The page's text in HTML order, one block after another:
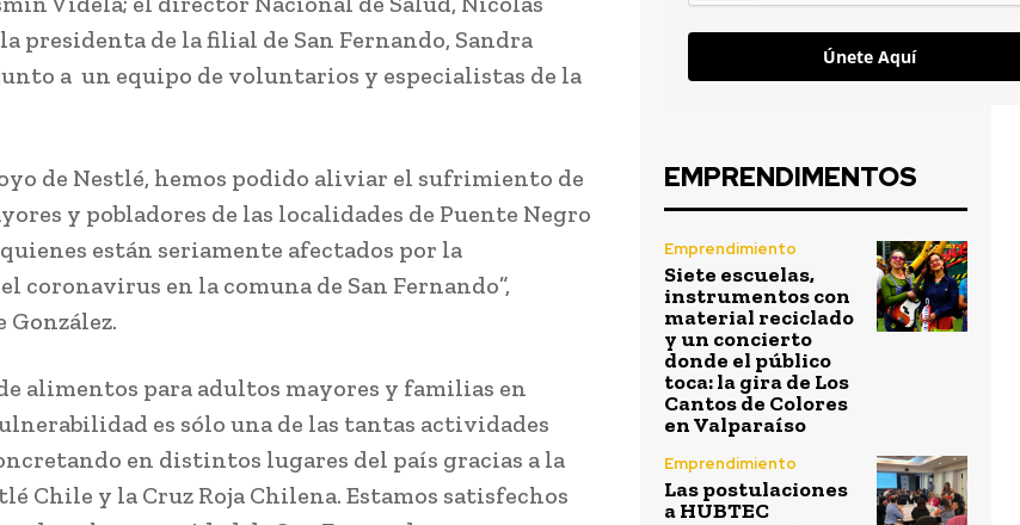
presidenta de la filial de San Fernando, Sandra
a un equipo de voluntarios y especialistas de la
de Nestlé, hemos podido aliviar el sufrimiento de
y pobladores de las localidades de Puente Negro
están seriamente afectados por la
coronavirus en la comuna de San Fernando”,
alimentos para adultos mayores y familias en
es sólo una de las tantas actividades
en distintos lugares del país gracias a la
Chile y la Cruz Roja Chilena. Estamos satisfechos
Únete Aquí
EMPRENDIMENTOS
Emprendimiento
Siete escuelas,
instrumentos con
material reciclado
y un concierto
donde el público
toca: la gira de Los
Cantos de Colores
en Valparaíso
Emprendimiento
Las postulaciones
a HUBTEC